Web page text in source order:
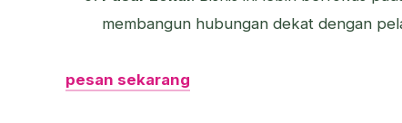
membangun hubungan dekat dengan
pesan sekarang